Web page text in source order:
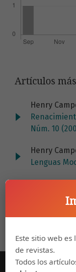
Artículos
Henry
Núm. 10
Henry
Lenguas
Este sitio web
de revistas.
Todos los